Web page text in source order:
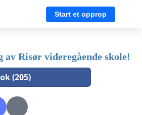
Start et opprop
av Risør videregående skole!
(205)